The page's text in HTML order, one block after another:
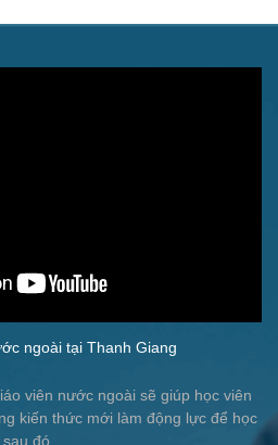
ngoài tại Thanh Giang
viên nước ngoài sẽ giúp học viên
kiến thức mới làm động lực để học
đó